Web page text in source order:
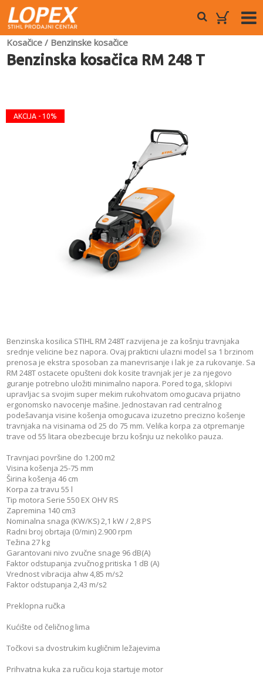
Kosačice / Benzinske kosačice
Benzinska kosačica RM 248 T
AKCIJA - 10%
Benzinska kosilica STIHL RM 248T razvijena je za košnju travnjaka
srednje velicine bez napora. Ovaj prakticni ulazni model sa 1 brzinom
prenosa je ekstra sposoban za manevrisanje i lak je za rukovanje. Sa
RM 248T ostacete opušteni dok kosite travnjak jer je za njegovo
guranje potrebno uložiti minimalno napora. Pored toga, sklopivi
upravljac sa svojim super mekim rukohvatom omogucava prijatno
ergonomsko navocenje mašine. Jednostavan rad centralnog
podešavanja visine košenja omogucava izuzetno precizno košenje
travnjaka na visinama od 25 do 75 mm. Velika korpa za otpremanje
trave od 55 litara obezbecuje brzu košnju uz nekoliko pauza.
Travnjaci površine do 1.200 m2
Visina košenja 25-75 mm
Širina košenja 46 cm
Korpa za travu 55 l
Tip motora Serie 550 EX OHV RS
Zapremina 140 cm3
Nominalna snaga (KW/KS) 2,1 kW / 2,8 PS
Radni broj obrtaja (0/min) 2.900 rpm
Težina 27 kg
Garantovani nivo zvučne snage 96 dB(A)
Faktor odstupanja zvučnog pritiska 1 dB (A)
Vrednost vibracija ahw 4,85 m/s2
Faktor odstupanja 2,43 m/s2
Preklopna ručka
Kućište od čeličnog lima
Točkovi sa dvostrukim kugličnim ležajevima
Prihvatna kuka za ručicu koja startuje motor